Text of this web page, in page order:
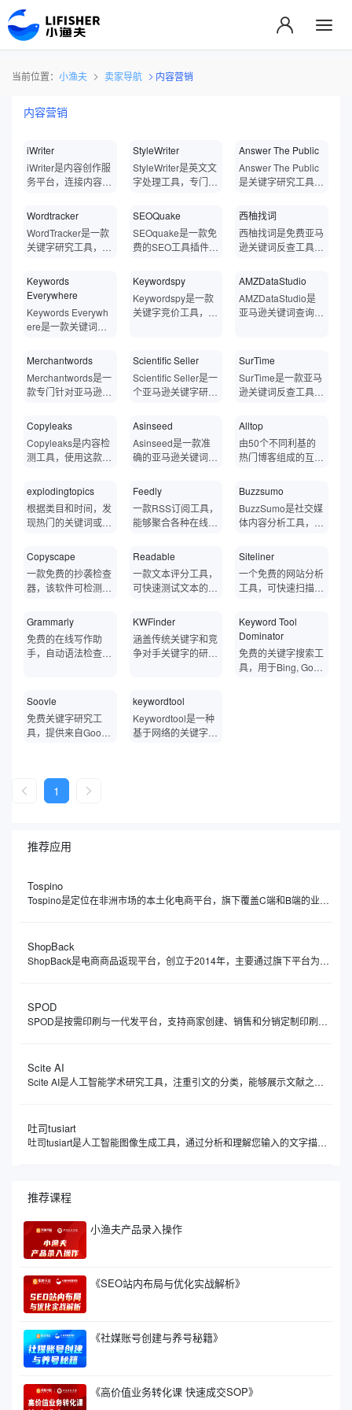
当前位置： 小渔夫 卖家导航 内容营销
内容营销
‌iWriter
‌iWriter是内容创作服
务平台，连接内容创
内容创作者可以注册
并接受各种写作任
务，而内容需求者可
以发布写作需求并支
所需的内容。‌通过‌i
Writer，用户可以快
速找到专业的自由撰
稿人，根据自己的需
StyleWriter
StyleWriter是英文文
字处理工具，专门用
色的专业软件工具，
通过检测和分析文档
中的各种风格问题、
冗余表达、复杂句型
性的改进建议，使用
户的英文写作更加符
合英语母语人士的习
性，可以在Microsoft
Word中作为插件使
用，也可以独立运
Answer The Public
Answer The Public
是关键字研究工具，
人们经常搜索的话
题，以帮助您创建与
用户意图完全匹配的
内容。Answer The
和Bing等搜索引擎中
获取消费者常用的搜
索关键词，并将这些
可以让企业了解消费
者的需求，还可以为
企业提供更多的广告
Wordtracker
WordTracker是一款
关键字研究工具，可
的关键字相关的所有
相关关键字，然后可
以有针对性地加强这
些关键字在搜索引擎
页面上的SEO策略。
助下，您可以简化重
要的SEO任务，节省
时间，发现对您的业
最有利于您的营销策
略，以及发现新的市
场和机会。
SEOQuake
SEOquake是一款免
费的SEO工具插件，
SEO需要的参数，兼
容于Google Chrom
e，Mozilla Firefox
以及Opera浏览器，
可以嵌入搜索引擎结
果页面，让用户直接
在 SERP 本身快速
包括 Google索引、
Alexa排名、SEMru
sh排名数据等。
西柚找词
西柚找词是免费亚马
逊关键词反查工具，
逊搜索排名，精确分
析亚马逊站内流量，
精准查询每个产品的
自然搜索、PPC广
N出单词。通过反查
竞品出单词，帮您找
到适合投放的关键
流量进行精细化运
营。
Keywords
Everywhere
Keywords Everywh
ere是一款关键词优
键词研究，可以轻松
安装在Chrome或Fir
efox，可向您显示多
个网站上有用的Goo
每次点击费用数据，
包括YouTube、Ama
zon​、Bing等实时所
ere可以直接在谷歌
结果页面显示搜索的
关键词的月搜索量，
边显示相关关键词。
Keywordspy
Keywordspy是一款
关键字竞价工具，能
关键词竞价文案。目
前在美国、英国、澳
大利亚和加拿大运
营。通过Keywordsp
键字研究和关键字跟
踪，以研究您的竞争
对手在其广告活动和
rdspy可以获得竞争
对手的完整深入分
析、统计数据、预
副本。
AMZDataStudio
AMZDataStudio是
亚马逊关键词查询工
键词扩展、竞争对手
的关键词数据，同时
它还有PPC竞争对手
数据分析和PPC关键
告更有针对性。AMZ
DataStudio还为您提
供内部ASIN报告，
品的每日自然销售数
据以及正在执行的关
键字以及每个关键字
Merchantwords
Merchantwords是一
款专门针对亚马逊平
户仅需在搜索框中填
写关键词，系统就会
自动返回大量的关键
词，是目前中国卖家
具之一。Merchantw
ords可帮助您轻松找
到新兴搜索趋势、高
记录，以及有关竞
争、产品定价和供应
的可靠信息，以便您
系并增加销售额。
Scientific Seller
Scientific Seller是一
个亚马逊关键字研究
的亚马逊列表找到合
适的关键字。Scienti
fic Seller支持亚马逊
美国站等十几个站
料之外的长尾关键
词，而且由于它使用
了各种独特技术，如
的亚马逊关键词工
具，因此深受许多亚
马逊卖家喜爱。
SurTime
SurTime是一款亚马
逊关键词反查工具，
重组，快速复制符合
亚马逊规定的精确se
arch terms​，可以查
询任意站点asin真实
词数据，是亚马逊卖
家运营的得力助手，
从而提高工作效率，
Copyleaks
Copyleaks是内容检
测工具，使用这款工
义和与书面提交内容
类似的文本，检测网
站文章文案内容的原
创度，专为不同行业
企业而设计。Copyl
eaks使用人工智能
的力量扫描互联网上
任何相似之处或被盗
内容的痕迹。Copyl
eaks可以检测所有
等。
Asinseed
Asinseed是一款准
确的亚马逊关键词反
马逊卖家服务的专业
精准关键词工具，借
助asinseed卖家可
以了解每个特定亚马
词、与其产品相关的
最佳关键词以及用于
列表和PPC优化的正
获取数据，并使您能
够使用这些关键字获
得更多机会赢得最高
Alltop
由50个不同利基的
热门博客组成的互动
客座博文，或查找所
在行业的热门讨论话
题。
explodingtopics
根据类目和时间，发
现热门的关键词或者
文章话题关联创作。
Feedly
一款RSS订阅工具，
能够聚合各种在线新
外无法访问的网站。
一览所有订阅网站的
最新文章与消息，快
速接收真正所需要的
Buzzsumo
​BuzzSumo是社交媒
体内容分析工具，可
互动数据，帮助您发
现流行内容、追踪趋
势，监控竞争对手。
简单来说，BuzzSu
的雷达，能从全球海
量的信息源中抓取整
理各类内容，可以深
入分析在各大社交媒
体上的分享量、点
Copyscape
一款免费的抄袭检查
器，该软件可检测重
是否为原始文本。
Readable
一款文本评分工具，
可快速测试文本的可
并提供文本改进反馈
意见。
Siteliner
一个免费的网站分析
工具，可快速扫描和
关键问题，包括重复
的内容，断开的链
接，内部页面排名，
重定向等。
Grammarly
免费的在线写作助
手，自动语法检查器
误，具备一个80亿
页的数据库可实现查
重检测的功能。
KWFinder
涵盖传统关键字和竞
争对手关键字的研
字。
Keyword Tool
Dominator
免费的关键字搜索工
具，用于Bing, Goog
Soovle
免费关键字研究工
具，提供来自Googl
keywordtool
Keywordtool是一种
基于网络的关键字研
1
推荐应用
Tospino
Tospino是定位在非洲市场的本土化电商平台，旗下覆盖C端和B端的业务，分别搭建了零售（TospinoMall）和批发（Tospino）两个网站和APP移动端。TospinoMall经过两年发展，已经拿下了加纳绝大多数的网购市场份额，Tospino更是成为辐射西非的大型综合外贸线上批发交易平台。
ShopBack
​ShopBack是电商商品返现平台，创立于2014年，主要通过旗下平台为用户提供电商商品消费返现服务，同时提供出行预订、时尚用品、美容保健、杂货以及食品配送等类别的消费返现。ShopBack返现范围涵盖了各类商品，如普通商品、旅行预订、时尚、保健与美容、杂货以及食品配送。
SPOD
SPOD是按需印刷与一代发平台，支持商家创建、销售和分销定制印刷产品，允许用户将自己的设计印在各种产品上，如T恤、帽子、杯子等，待顾客下单后由SPOD负责生产和发货。SPOD整合了设计工具、生产流程和物流配送，支持用户将创意快速转化为商品，并通过自有电商渠道或第三方平台直接销售。
Scite AI
Scite AI是人工智能学术研究工具，注重引文的分类，能够展示文献之间的引用关系，真正解读引用背后的意图与情境，让您了解一篇论文究竟是被支持、被反驳，还是仅仅被提及，让您理解论文之间的相互关系。Scite AI像一位学术伙伴，通过智能引用，显示文章被引用的次数，深入分析引用的具体上下文，让您快速判断一篇论文的可靠性和影响力。
吐司tusiart
吐司tusiart是人工智能图像生成工具，通过分析和理解您输入的文字描述，自动创作出与之匹配的图像。平台聚集了众多AI绘画模型，涵盖从二次元动漫到逼真写实等多种风格，您可以自由下载或在线运行这些模型进行图片生成。简单来说，您只需要用文字告诉它您想要什么，比如一只在喝咖啡的兔子，吐司tusiart就能在几秒钟内为您生成一张相应的图片。
推荐课程
小渔夫产品录入操作
《SEO站内布局与优化实战解析》
《社媒账号创建与养号秘籍》
《高价值业务转化课 快速成交SOP》